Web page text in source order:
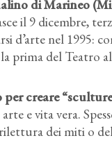
di Marineo
il 9 dicembre,
d’arte nel 1995:
prima del Teatro
per creare
e vita vera.
dei miti o